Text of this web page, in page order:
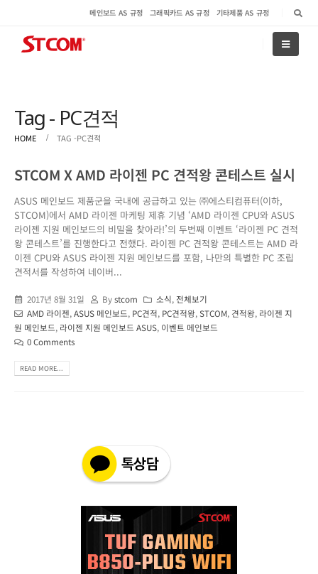
메인보드 AS 규정 그래픽카드 AS 규정 기타제품 AS 규정
Tag - PC견적
HOME TAG -PC견적
STCOM X AMD 라이젠 PC 견적왕 콘테스트 실시
ASUS 메인보드 제품군을 국내에 공급하고 있는 ㈜에스티컴퓨터(이하,
STCOM)에서 AMD 라이젠 마케팅 제휴 기념 ‘AMD 라이젠 CPU와 ASUS
라이젠 지원 메인보드의 비밀을 찾아라!’의 두번째 이벤트 ‘라이젠 PC 견적
왕 콘테스트’를 진행한다고 전했다. 라이젠 PC 견적왕 콘테스트는 AMD 라
이젠 CPU와 ASUS 라이젠 지원 메인보드를 포함, 나만의 특별한 PC 조립
견적서를 작성하여 네이버...
2017년 8월 31일 Bystcom 소식, 전체보기
AMD 라이젠,ASUS 메인보드, PC견적, PC견적왕,STCOM, 견적왕, 라이젠 지
원 메인보드, 라이젠 지원 메인보드 ASUS, 이벤트 메인보드
0 Comments
READ MORE...